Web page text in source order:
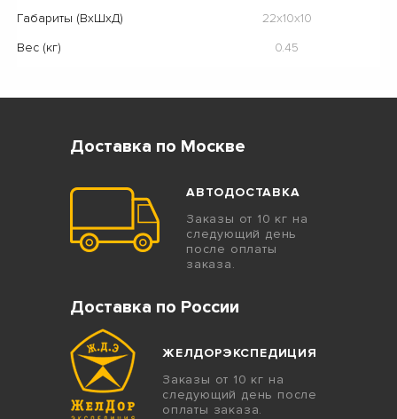
Габариты (ВхШхД)
22х10х10
Вес (кг)
0.45
Доставка по Москве
АВТОДОСТАВКА
Заказы от 10 кг на
следующий день
после оплаты
заказа.
Доставка по России
ЖЕЛДОРЭКСПЕДИЦИЯ
Заказы от 10 кг на
следующий день после
оплаты заказа.